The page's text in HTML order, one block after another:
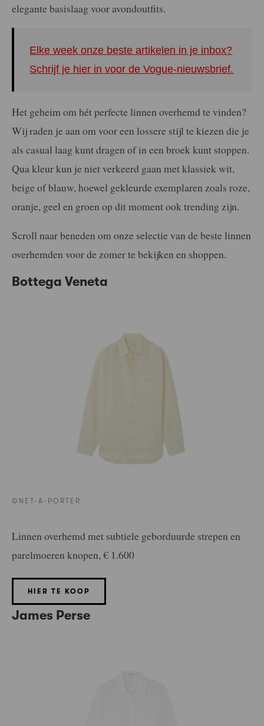
elegante basislaag voor avondoutfits.
Elke week onze beste artikelen in je inbox?
Schrijf je hier in voor de Vogue-nieuwsbrief.
Het geheim om hét perfecte linnen overhemd te vinden?
Wij raden je aan om voor een lossere stijl te kiezen die je
als casual laag kunt dragen of in een broek kunt stoppen.
Qua kleur kun je niet verkeerd gaan met klassiek wit,
beige of blauw, hoewel gekleurde exemplaren zoals roze,
oranje, geel en groen op dit moment ook trending zijn.
Scroll naar beneden om onze selectie van de beste linnen
overhemden voor de zomer te bekijken en shoppen.
Bottega Veneta
©NET-A-PORTER
Linnen overhemd met subtiele geborduurde strepen en
parelmoeren knopen, € 1.600
HIER TE KOOP
James Perse